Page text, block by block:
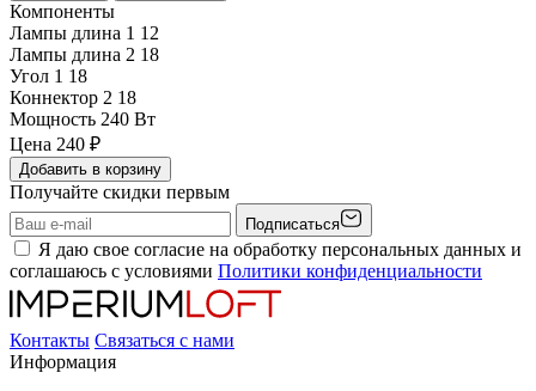
Компоненты
Лампы длина 1 12
Лампы длина 2 18
Угол 1 18
Коннектор 2 18
Мощность 240 Вт
Цена 240 ₽
Добавить в корзину
Получайте скидки первым
Подписаться
Я даю свое согласие на обработку персональных данных и
соглашаюсь с условиями Политики конфиденциальности
Контакты Связаться с нами
Информация